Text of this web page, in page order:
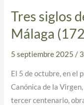
Tres siglos
Málaga
5 septiembre 2025 /
El 5 de octubre, en el
Canónica de la
tercer centenario,
Tres
siglos
de
la